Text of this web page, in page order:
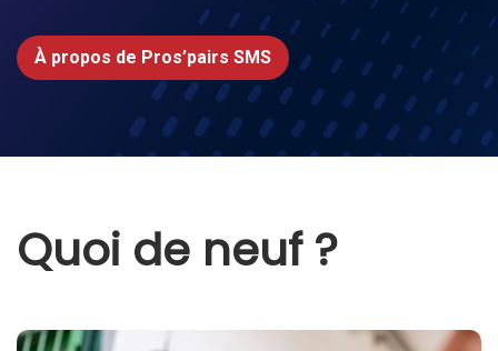
À propos de Pros’pairs SMS
Quoi de neuf ?